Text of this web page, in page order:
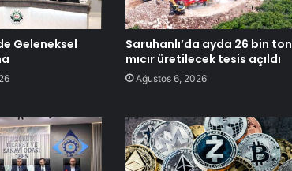
Geleneksel
Saruhanlı’da ayda 26 bin ton
mıcır üretilecek tesis açıldı
Ağustos 6, 2026